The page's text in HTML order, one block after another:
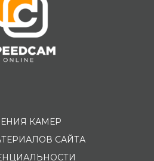
КАМЕР
САЙТА